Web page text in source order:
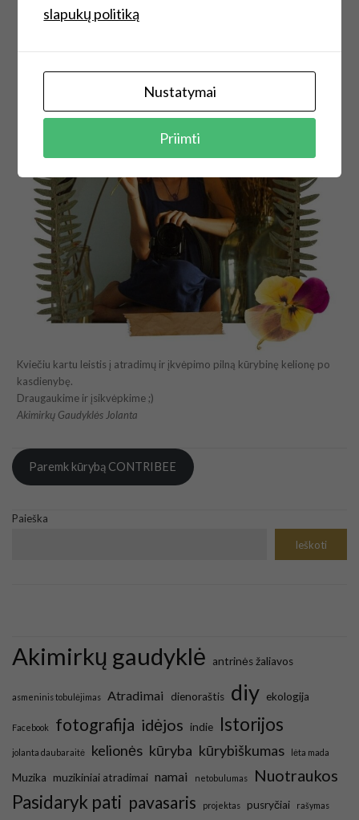
Kviečiu kartu leistis į atradimų ir įkvėpimo pilną kūrybinę kelionę po
kasdienybę.
Draugaukime ir įsikvėpkime ;)
Akimirkų Gaudyklės Jolanta
Paremk kūrybą CONTRIBEE
Paieška
Ieškoti
Akimirkų gaudyklė antrinės žaliavos
asmeninis tobulėjimas Atradimai dienoraštis diy ekologija
Facebook fotografija idėjos indie Istorijos
jolanta daubaraitė kelionės kūryba kūrybiškumas lėta mada
Muzika muzikiniai atradimai namai netobulumas Nuotraukos
Pasidaryk pati pavasaris projektas pusryčiai
rašymas
slapukų politiką
Nustatymai
Priimti